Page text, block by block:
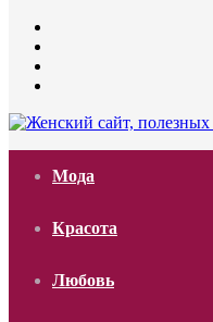
Мода
Красота
Любовь